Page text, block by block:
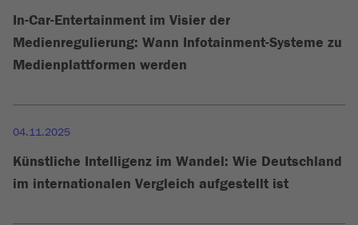
In-Car-Entertainment im Visier der
Medienregulierung: Wann Infotainment-Systeme zu
Medienplattformen werden
04.11.2025
Künstliche Intelligenz im Wandel: Wie Deutschland
im internationalen Vergleich aufgestellt ist